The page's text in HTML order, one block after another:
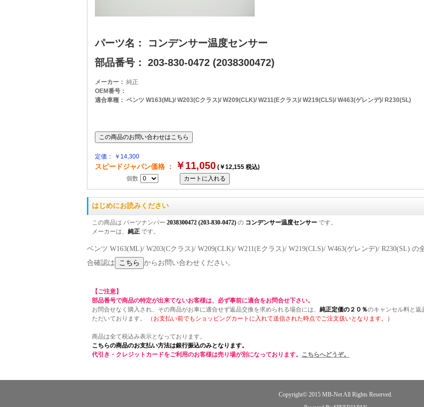
パーツ名： コンデンサー温度センサー
部品番号： 203-830-0472 (2038300472)
メーカー： 純正
OEM番号：
適合車種： ベンツ W163(ML)/ W203(Cクラス)/ W209(CLK)/ W211(Eクラス)/ W219(CLS)/ W463(ゲレンデ)/ R230(SL)
定価： ￥14,300
スピードジャパン価格 ： ￥11,050(￥12,155 税込)
個数
はじめにお読みください
この商品は パーツナンバー 2038300472 (203-830-0472)の コンデンサー温度センサーです。
メーカーは、 純正です。
ベンツ W163(ML)/ W203(Cクラス)/ W209(CLK)/ W211(Eクラス)/ W219(CLS)/ W463(ゲレンデ)/ R230(SL)
合確認は
からお問い合わせください。
【ご注意】
部品番号で商品の特定が出来てないお客様は、必ず事前に適合をお問合せ下さい。
お問合せなく購入され、その商品がお車に適合せず返品交換を求められる場合には、 純正定価の２０％のキャンセル料と返
ただいております。
（お支払い前でもショッピングカートに入れて送信された時点でご注文扱いとなります。）
商品は全て税込み表示となっております。
こちらの商品のお支払い方法は銀行振込のみとなります。
代引き・クレジットカードをご利用のお客様は売り場が別になっております。 こちらへどうぞ。
Copyright© 2015 MB-NetAll Rights Reserved.